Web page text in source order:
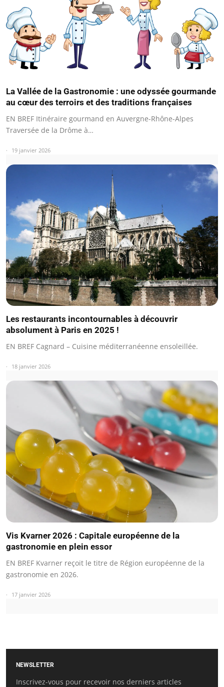
La Vallée de la Gastronomie : une odyssée gourmande
au cœur des terroirs et des traditions françaises
EN BREF Itinéraire gourmand en Auvergne-Rhône-Alpes
Traversée de la Drôme à…
19 janvier 2026
Les restaurants incontournables à découvrir
absolument à Paris en 2025 !
EN BREF Cagnard – Cuisine méditerranéenne ensoleillée.
18 janvier 2026
Vis Kvarner 2026 : Capitale européenne de la
gastronomie en plein essor
EN BREF Kvarner reçoit le titre de Région européenne de la
gastronomie en 2026.
17 janvier 2026
NEWSLETTER
Inscrivez-vous pour recevoir nos derniers articles